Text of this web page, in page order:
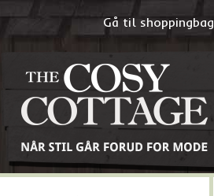
Gå til shoppingbag